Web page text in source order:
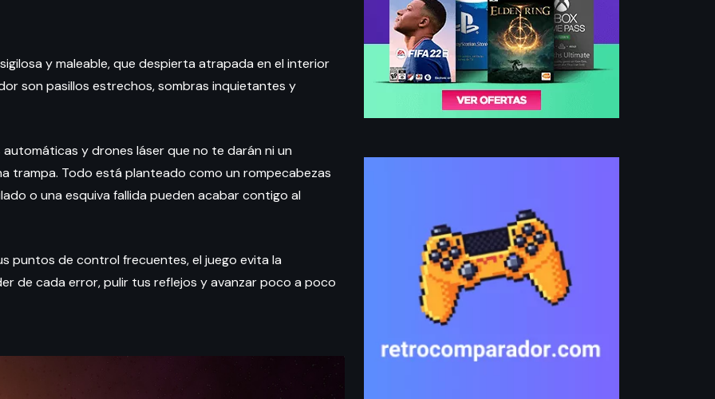
y maleable, que despierta atrapada en el interior
son pasillos estrechos, sombras inquietantes y
y drones láser que no te darán ni un
trampa. Todo está planteado como un rompecabezas
o una esquiva fallida pueden acabar contigo al
puntos de control frecuentes, el juego evita la
de cada error, pulir tus reflejos y avanzar poco a poco